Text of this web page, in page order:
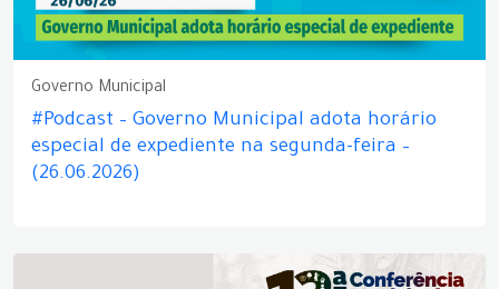
Governo Municipal
#Podcast – Governo Municipal adota horário
especial de expediente na segunda-feira –
(26.06.2026)